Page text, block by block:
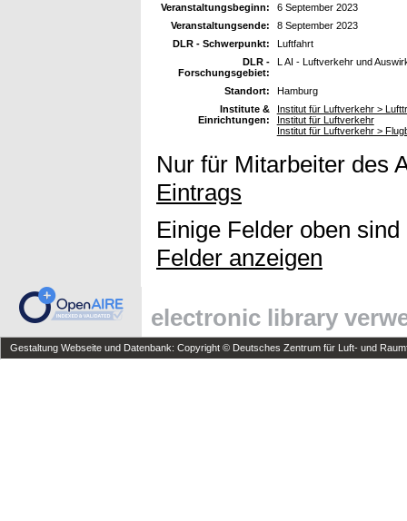
Veranstaltungsbeginn:
6 September 2023
Veranstaltungsende:
8 September 2023
DLR - Schwerpunkt:
Luftfahrt
DLR -
Forschungsgebiet:
L AI - Luftverkehr und
Standort:
Hamburg
Institute &
Einrichtungen:
Institut für Luftverkehr >
Institut für Luftverkehr
Institut für Luftverkehr >
Nur für Mitarbeiter des
Eintrags
Einige Felder oben
Felder anzeigen
electronic library
Gestaltung Webseite und Datenbank: Copyright © Deutsches Zentrum für Luft- und